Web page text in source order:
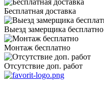
Бесплатная доставка
Выезд замерщика бесплатно
Монтаж бесплатно
Отсутствие доп. работ